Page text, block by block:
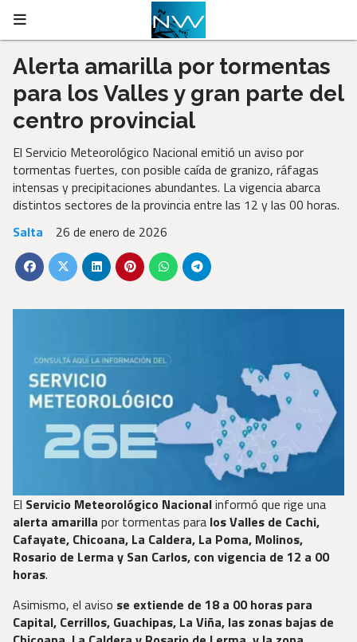
Alerta amarilla por tormentas
para los Valles y gran parte del
centro provincial
El Servicio Meteorológico Nacional emitió un aviso por
tormentas fuertes, con posible caída de granizo, ráfagas
intensas y precipitaciones abundantes. La vigencia abarca
distintos sectores de la provincia entre las 12 y las 00 horas.
Salta
26 de enero de 2026
El Servicio Meteorológico Nacionalinformó que rige una
alerta amarilla por tormentas para los Valles de Cachi,
Cafayate, Chicoana, La Caldera, La Poma, Molinos,
Rosario de Lerma y San Carlos, con vigencia de 12 a 00
horas.
Asimismo, el aviso se extiende de 18 a 00 horas para
Capital, Cerrillos, Guachipas, La Viña, las zonas bajas de